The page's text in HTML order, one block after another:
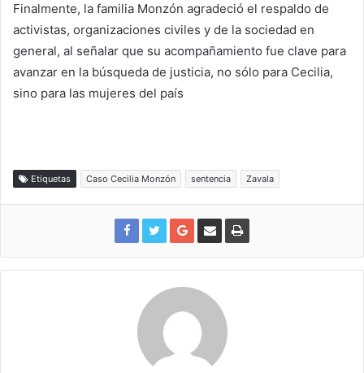
Finalmente, la familia Monzón agradeció el respaldo de
activistas, organizaciones civiles y de la sociedad en
general, al señalar que su acompañamiento fue clave para
avanzar en la búsqueda de justicia, no sólo para Cecilia,
sino para las mujeres del país
Etiquetas Caso Cecilia Monzón sentencia Zavala